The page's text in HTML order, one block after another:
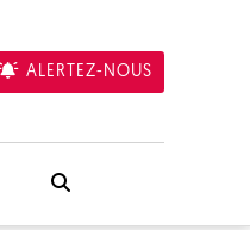
ALERTEZ-NOUS